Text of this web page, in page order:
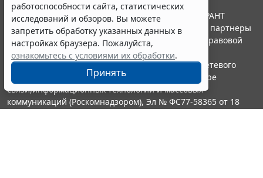
работоспособности сайта, статистических
исследований и обзоров. Вы можете
запретить обработку указанных данных в
настройках браузера. Пожалуйста,
ознакомьтесь с условиями их обработки.
Принять
© ООО "НПП "ГАРАНТ-СЕРВИС", 2026. Система ГАРАНТ
выпускается с 1990 года. Компания "Гарант" и ее партнеры
являются участниками Российской ассоциации правовой
информации ГАРАНТ.
Портал ГАРАНТ.РУ зарегистрирован в качестве сетевого
издания Федеральной службой по надзору в сфере
связи,информационных технологий и массовых
коммуникаций (Роскомнадзором), Эл № ФС77-58365 от 18